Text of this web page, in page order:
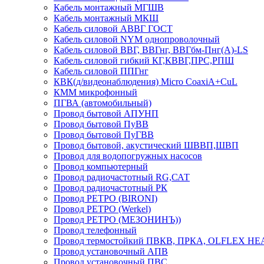
Кабель монтажный МГШВ
Кабель монтажный МКШ
Кабель силовой АВВГ ГОСТ
Кабель силовой NYM однопроволочный
Кабель силовой ВВГ, ВВГнг, ВВГбм-Пнг(А)-LS
Кабель силовой гибкий КГ,КВВГ,ПРС,РПШ
Кабель силовой ППГнг
КВК(д/видеонаблюдения) Micro CoaxiA+CuL
КММ микрофонный
ПГВА (автомобильный)
Провод бытовой АПУНП
Провод бытовой ПуВВ
Провод бытовой ПуГВВ
Провод бытовой, акустический ШВВП,ШВП
Провод для водопогружных насосов
Провод компьютерный
Провод радиочастотный RG,САТ
Провод радиочастотный РК
Провод РЕТРО (BIRONI)
Провод РЕТРО (Werkel)
Провод РЕТРО (МЕЗОНИНЪ))
Провод телефонный
Провод термостойкий ПВКВ, ПРКА, OLFLEX
Провод установочный АПВ